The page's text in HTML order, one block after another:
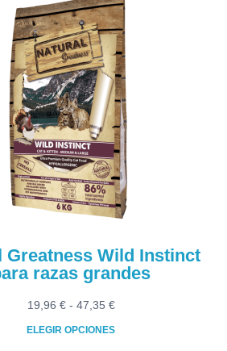
23,39 €
hasta
54,86 €
producto
tiene
múltiples
variantes.
Las
opciones
se
pueden
elegir
en
la
página
Greatness Wild Instinct
razas grandes
19,96 € - 47,35 €Rango
ELEGIR OPCIONES